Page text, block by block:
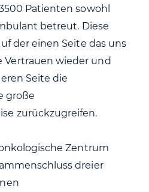
Patienten sowohl
betreut. Diese
der einen Seite das uns
wieder und
Seite die
große
zurückzugreifen.
Zentrum
dreier